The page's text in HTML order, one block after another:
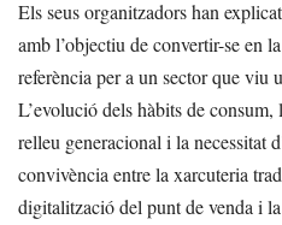
Els seus organitzadors han
amb l’objectiu de convertir-se en
referència per a un sector que viu
L’evolució dels hàbits de consum,
relleu generacional i la necessitat
convivència entre la xarcuteria
digitalització del punt de venda i